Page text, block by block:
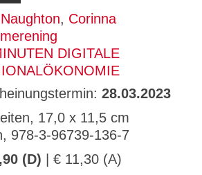
, Corinna
DIGITALE
28.03.2023
17,0 x 11,5 cm
978-3-96739-136-7
(D) | € 11,30 (A)